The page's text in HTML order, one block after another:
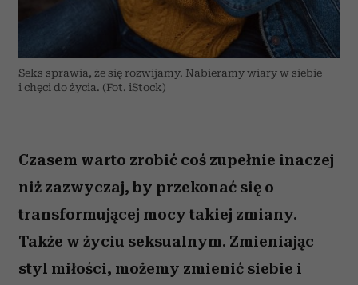
Seks sprawia, że się rozwijamy. Nabieramy wiary w siebie
i chęci do życia. (Fot. iStock)
Czasem warto zrobić coś zupełnie inaczej
niż zazwyczaj, by przekonać się o
transformującej mocy takiej zmiany.
Także w życiu seksualnym. Zmieniając
styl miłości, możemy zmienić siebie i